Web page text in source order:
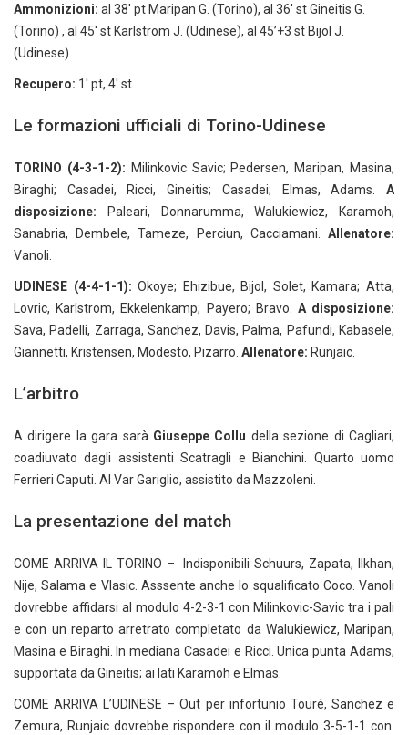
Ammonizioni: al 38′ pt Maripan G. (Torino), al 36′ st Gineitis G.
(Torino) , al 45′ st Karlstrom J. (Udinese), al 45’+3 st Bijol J.
(Udinese).
Recupero: 1′ pt, 4′ st
Le formazioni ufficiali di Torino-Udinese
TORINO (4-3-1-2): Milinkovic Savic; Pedersen, Maripan, Masina,
Biraghi; Casadei, Ricci, Gineitis; Casadei; Elmas, Adams. A
disposizione: Paleari, Donnarumma, Walukiewicz, Karamoh,
Sanabria, Dembele, Tameze, Perciun, Cacciamani. Allenatore:
Vanoli.
UDINESE (4-4-1-1): Okoye; Ehizibue, Bijol, Solet, Kamara; Atta,
Lovric, Karlstrom, Ekkelenkamp; Payero; Bravo. A disposizione:
Sava, Padelli, Zarraga, Sanchez, Davis, Palma, Pafundi, Kabasele,
Giannetti, Kristensen, Modesto, Pizarro. Allenatore: Runjaic.
L’arbitro
A dirigere la gara sarà Giuseppe Collu della sezione di Cagliari,
coadiuvato dagli assistenti Scatragli e Bianchini. Quarto uomo
Ferrieri Caputi. Al Var Gariglio, assistito da Mazzoleni.
La presentazione del match
COME ARRIVA IL TORINO – Indisponibili Schuurs, Zapata, Ilkhan,
Nije, Salama e Vlasic. Asssente anche lo squalificato Coco. Vanoli
dovrebbe affidarsi al modulo 4-2-3-1 con Milinkovic-Savic tra i pali
e con un reparto arretrato completato da Walukiewicz, Maripan,
Masina e Biraghi. In mediana Casadei e Ricci. Unica punta Adams,
supportata da Gineitis; ai lati Karamoh e Elmas.
COME ARRIVA L’UDINESE – Out per infortunio Touré, Sanchez e
Zemura, Runjaic dovrebbe rispondere con il modulo 3-5-1-1 con